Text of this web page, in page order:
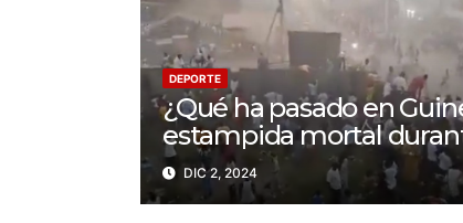
DEPORTE
¿Qué ha pasado en
estampida mortal
un partido en N’Zérékoré
DIC 2, 2024